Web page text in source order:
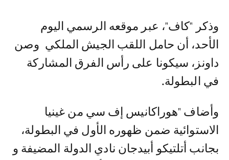
وذكر "كاف"، عبر موقعه الرسمي اليوم
الأحد، أن حامل اللقب الجيش الملكي وصن
داونز، سيكونا على رأس الفرق المشاركة
في البطولة.
وأضاف "هوراكانيس إف سي من غينيا
الاستوائية ضمن ظهوره الأول في البطولة،
بجانب أتلتيكو أبيدجان نادي الدولة المضيفة و